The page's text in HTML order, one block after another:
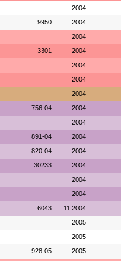
2004
9950 2004
2004
3301 2004
2004
2004
2004
756-04 2004
2004
891-04 2004
820-04 2004
30233 2004
2004
2004
6043 11.2004
2005
2005
928-05 2005